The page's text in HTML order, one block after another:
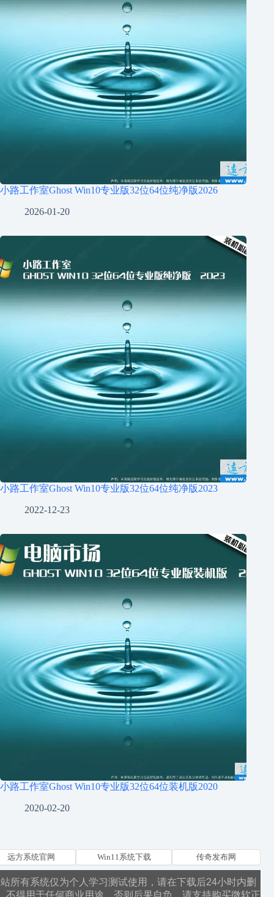
小路工作室Ghost Win10专业版32位64位纯净版2026
2026-01-20
小路工作室Ghost Win10专业版32位64位纯净版2023
2022-12-23
小路工作室Ghost Win10专业版32位64位装机版2020
2020-02-20
远方系统官网 Win11系统下载 传奇发布网
所有系统仅为个人学习测试使用，请在下载后24小时内删